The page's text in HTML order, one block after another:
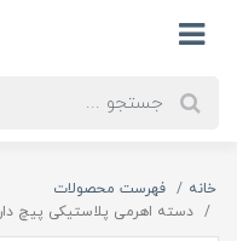
خانه
فهرست محصولات
دسته اهرمی پلاستیکی پیچ دار m8 کد 00202299